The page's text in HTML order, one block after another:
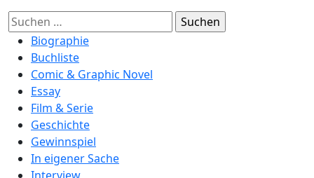
Suchen
nach:Biographie
Buchliste
Comic & Graphic Novel
Essay
Film & Serie
Geschichte
Gewinnspiel
In eigener Sache